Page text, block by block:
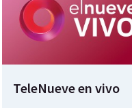
TeleNueve en vivo